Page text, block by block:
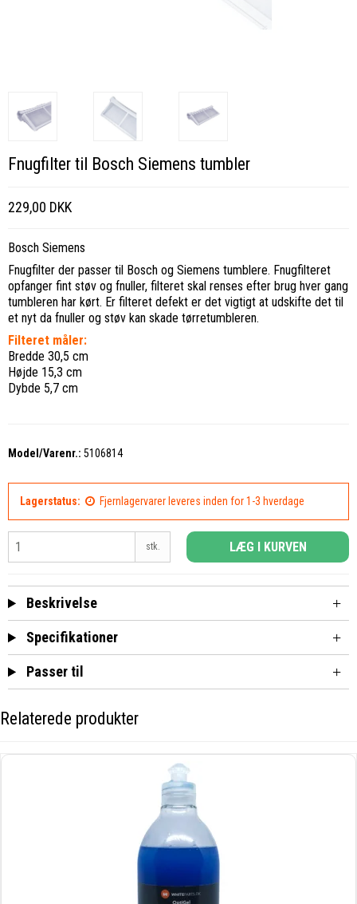
Fnugfilter til Bosch Siemens tumbler
229,00 DKK
Bosch Siemens
Fnugfilter der passer til Bosch og Siemens tumblere. Fnugfilteret
opfanger fint støv og fnuller, filteret skal renses efter brug hver gang
tumbleren har kørt. Er filteret defekt er det vigtigt at udskifte det til
et nyt da fnuller og støv kan skade tørretumbleren.
Filteret måler:
Bredde 30,5 cm
Højde 15,3 cm
Dybde 5,7 cm
Model/Varenr.: 5106814
Lagerstatus: Fjernlagervarer leveres inden for 1-3 hverdage
stk. LÆG I KURVEN
Beskrivelse
Specifikationer
Passer til
Relaterede produkter